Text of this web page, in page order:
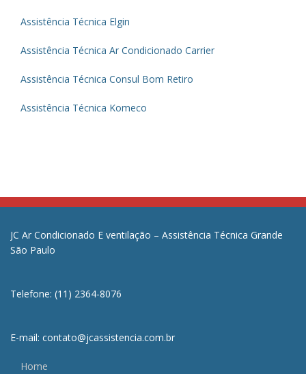
Assistência Técnica Elgin
Assistência Técnica Ar Condicionado Carrier
Assistência Técnica Consul Bom Retiro
Assistência Técnica Komeco
JC Ar Condicionado E ventilação – Assistência Técnica Grande
São Paulo
Telefone: (11) 2364-8076
E-mail: contato@jcassistencia.com.br
Home